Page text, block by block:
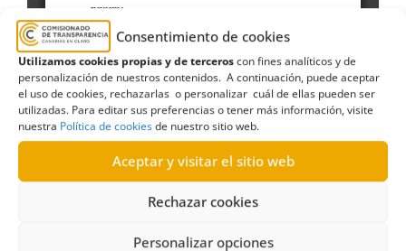
Consentimiento de cookies
Utilizamos cookies propias y de terceroscon fines analíticos y de
personalización de nuestros contenidos. A continuación, puede aceptar
el uso de cookies, rechazarlas o personalizar cuál de ellas pueden ser
utilizadas. Para editar sus preferencias o tener más información, visite
nuestra Política de cookiesde nuestro sitio web.
Aceptar y visitar el sitio web
Rechazar cookies
Personalizar opciones